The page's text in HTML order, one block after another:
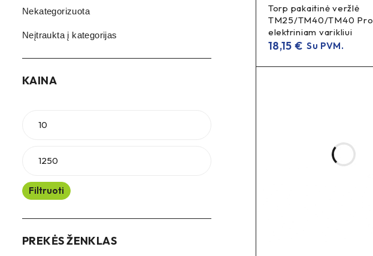
Nekategorizuota
Neįtraukta į kategorijas
KAINA
Filtruoti
PREKĖS ŽENKLAS
Torp pakaitinė veržlė
TM25/TM40/TM40 Pro
elektriniam varikliui
18,15€ Su PVM.